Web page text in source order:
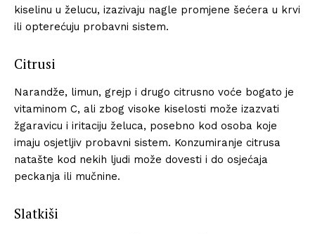
kiselinu u želucu, izazivaju nagle promjene šećera u krvi
ili opterećuju probavni sistem.
Citrusi
Narandže, limun, grejp i drugo citrusno voće bogato je
vitaminom C, ali zbog visoke kiselosti može izazvati
žgaravicu i iritaciju želuca, posebno kod osoba koje
imaju osjetljiv probavni sistem. Konzumiranje citrusa
natašte kod nekih ljudi može dovesti i do osjećaja
peckanja ili mučnine.
Slatkiši